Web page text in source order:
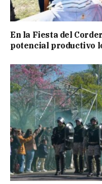
En la Fiesta del
potencial productivo